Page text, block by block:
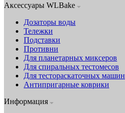
Аксессуары WLBake
Дозаторы воды
Тележки
Подставки
Противни
Для планетарных миксеров
Для спиральных тестомесов
Для тестораскаточных машин
Антипригарные коврики
Информация